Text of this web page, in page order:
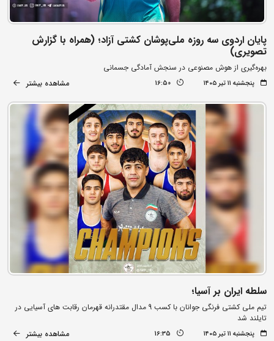
پایان اردوی سه روزه ملی‌پوشان کشتی آزاد؛ (همراه با گزارش
تصویری)
بهره‌گیری از هوش مصنوعی در سنجش آمادگی جسمانی
پنجشنبه ۱۱ تیر ۱۴۰۵ 16:50 مشاهده بیشتر
سلطه ایران بر آسیا؛
تیم ملی کشتی فرنگی جوانان با کسب 9 مدال مقتدرانه قهرمان رقابت های آسیایی در
تایلند شد
پنجشنبه ۱۱ تیر ۱۴۰۵ 16:35 مشاهده بیشتر